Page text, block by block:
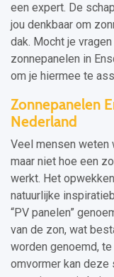
een expert. De
jou denkbaar om
dak. Mocht je
zonnepanelen in
om je hiermee te
Zonnepanelen
Nederland
Veel mensen weten
maar niet hoe een
werkt. Het
natuurlijke
“PV panelen”
van de zon, wat
worden genoemd,
omvormer kan deze